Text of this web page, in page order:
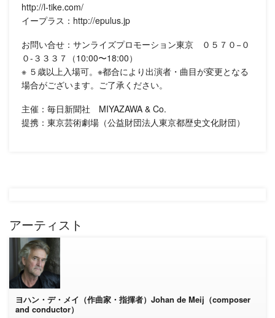
http://l-tike.com/
イープラス：http://epulus.jp
お問い合せ：サンライズプロモーション東京 ０５７０−０
０-３３３７（10:00〜18:00）
※ ５歳以上入場可。※都合により出演者・曲目が変更となる
場合がございます。ご了承ください。
主催：毎日新聞社 MIYAZAWA & Co.
提携：東京芸術劇場（公益財団法人東京都歴史文化財団）
アーティスト
ヨハン・デ・メイ（作曲家・指揮者）Johan de Meij（composer
and conductor）